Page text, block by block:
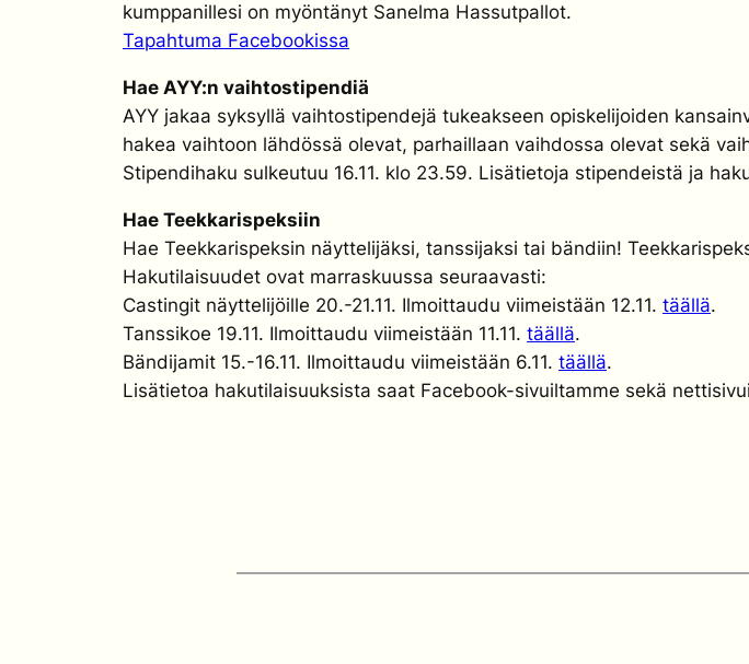
kumppanillesi on myöntänyt Sanelma Hassutpallot.
Tapahtuma Facebookissa
Hae AYY:n vaihtostipendiä
AYY jakaa syksyllä vaihtostipendejä tukeakseen opiskelijoiden
hakea vaihtoon lähdössä olevat, parhaillaan vaihdossa olevat sekä
Stipendihaku sulkeutuu 16.11. klo 23.59. Lisätietoja stipendeistä ja
Hae Teekkarispeksiin
Hae Teekkarispeksin näyttelijäksi, tanssijaksi tai bändiin!
Hakutilaisuudet ovat marraskuussa seuraavasti:
Castingit näyttelijöille 20.-21.11. Ilmoittaudu viimeistään 12.11. täällä.
Tanssikoe 19.11. Ilmoittaudu viimeistään 11.11. täällä.
Bändijamit 15.-16.11. Ilmoittaudu viimeistään 6.11. täällä.
Lisätietoa hakutilaisuuksista saat Facebook-sivuiltamme sekä